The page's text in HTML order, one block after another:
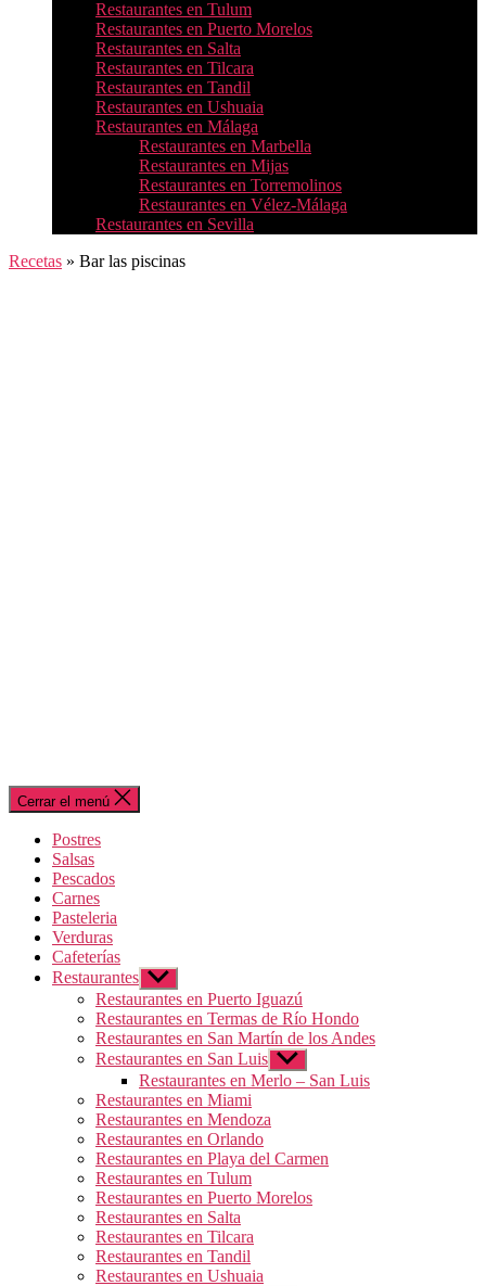
Restaurantes en Tulum
Restaurantes en Puerto Morelos
Restaurantes en Salta
Restaurantes en Tilcara
Restaurantes en Tandil
Restaurantes en Ushuaia
Restaurantes en Málaga
Restaurantes en Marbella
Restaurantes en Mijas
Restaurantes en Torremolinos
Restaurantes en Vélez-Málaga
Restaurantes en Sevilla
Recetas » Bar las piscinas
Cerrar el menú
Postres
Salsas
Pescados
Carnes
Pasteleria
Verduras
Cafeterías
Restaurantes Mostrar
el
submenú
Restaurantes en Puerto Iguazú
Restaurantes en Termas de Río Hondo
Restaurantes en San Martín de los Andes
Restaurantes en San Luis Mostrar
el
submenú
Restaurantes en Merlo – San Luis
Restaurantes en Miami
Restaurantes en Mendoza
Restaurantes en Orlando
Restaurantes en Playa del Carmen
Restaurantes en Tulum
Restaurantes en Puerto Morelos
Restaurantes en Salta
Restaurantes en Tilcara
Restaurantes en Tandil
Restaurantes en Ushuaia